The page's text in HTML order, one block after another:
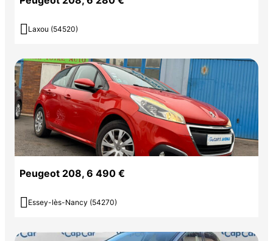
 Laxou (54520)
Peugeot 208, 6 490 €
 Essey-lès-Nancy (54270)